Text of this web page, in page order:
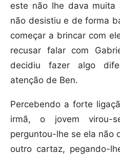
este não lhe dava muita
não desistiu e de forma
começar a brincar com
recusar falar com
decidiu fazer algo
atenção de Ben.
Percebendo a forte
irmã, o jovem
perguntou-lhe se ela não
outro cartaz, pegando-